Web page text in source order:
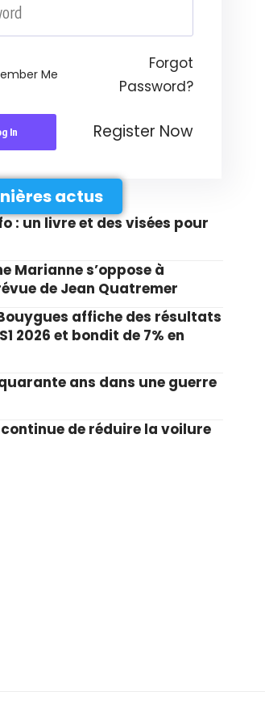
Me
Forgot
Password?
In Register Now
actus
: un livre et des visées pour
Marianne s’oppose à
de Jean Quatremer
affiche des résultats
2026 et bondit de 7% en
ans dans une guerre
de réduire la voilure